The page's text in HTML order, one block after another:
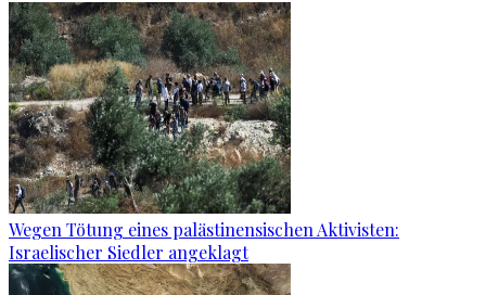
Wegen Tötung eines palästinensischen Aktivisten:
Israelischer Siedler angeklagt